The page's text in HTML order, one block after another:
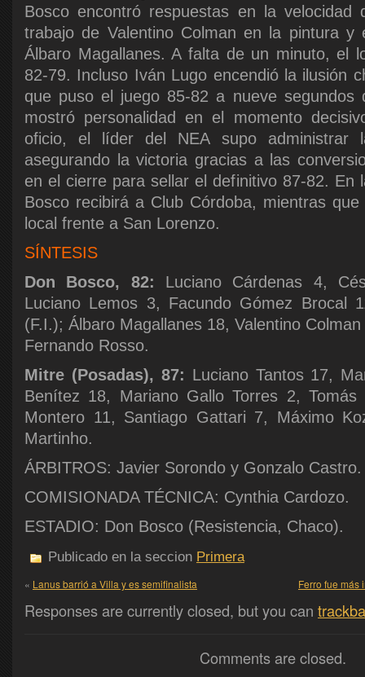
Bosco encontró respuestas en la velocidad
trabajo de Valentino Colman en la pintura y
Álbaro Magallanes. A falta de un minuto, el
82-79. Incluso Iván Lugo encendió la ilusión
que puso el juego 85-82 a nueve segundos
mostró personalidad en el momento
oficio, el líder del NEA supo administrar
asegurando la victoria gracias a las
en el cierre para sellar el definitivo 87-82. En
Bosco recibirá a Club Córdoba, mientras
local frente a San Lorenzo.
SÍNTESIS
Don Bosco, 82: Luciano Cárdenas 4,
Luciano Lemos 3, Facundo Gómez Brocal
(F.I.); Álbaro Magallanes 18, Valentino
Fernando Rosso.
Mitre (Posadas), 87: Luciano Tantos 17,
Benítez 18, Mariano Gallo Torres 2,
Montero 11, Santiago Gattari 7, Máximo
Martinho.
ÁRBITROS: Javier Sorondo y Gonzalo Castro.
COMISIONADA TÉCNICA: Cynthia Cardozo.
ESTADIO: Don Bosco (Resistencia, Chaco).
Publicado en la seccion Primera
« Lanus barrió a Villa y es semifinalista Ferro fue más
Responses are currently closed, but you can
Comments are closed.